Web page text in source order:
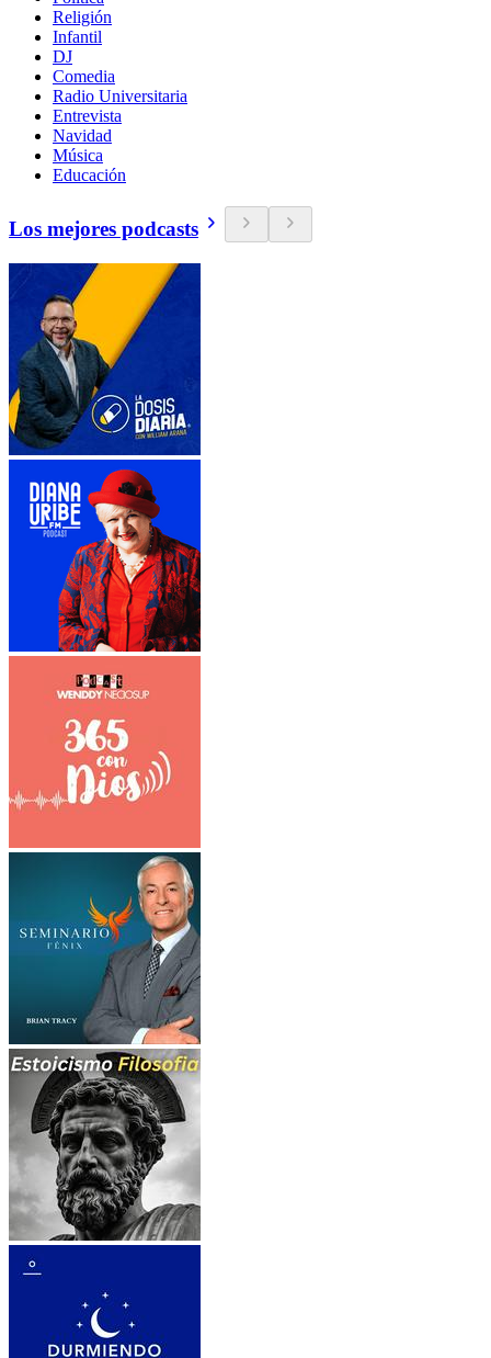
Religión
Infantil
DJ
Comedia
Radio Universitaria
Entrevista
Navidad
Música
Educación
Los mejores podcasts